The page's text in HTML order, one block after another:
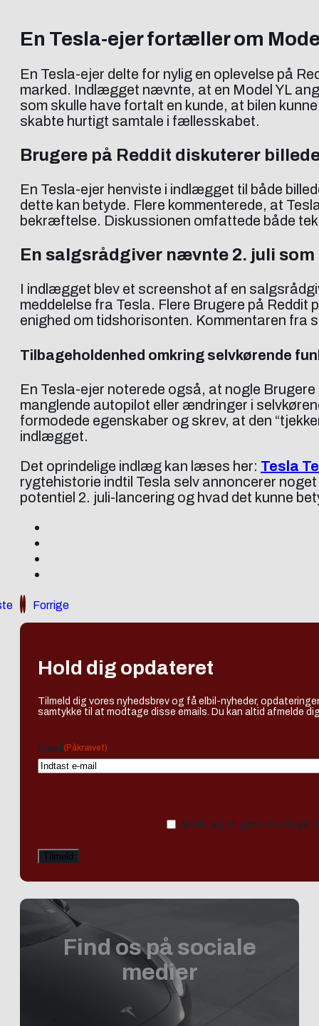
En Tesla-ejer fortæller om
En Tesla-ejer delte for nylig en oplevelse på
marked. Indlægget nævnte, at en Model YL
som skulle have fortalt en kunde, at bilen
skabte hurtigt samtale i fællesskabet.
Brugere på Reddit diskuterer
En Tesla-ejer henviste i indlægget til både
dette kan betyde. Flere kommenterede, at
bekræftelse. Diskussionen omfattede både
En salgsrådgiver nævnte 2. juli
I indlægget blev et screenshot af en
meddelelse fra Tesla. Flere Brugere på Reddit
enighed om tidshorisonten. Kommentaren fra
Tilbageholdenhed omkring selvkørende
En Tesla-ejer noterede også, at nogle
manglende autopilot eller ændringer i
formodede egenskaber og skrev, at den
indlægget.
Det oprindelige indlæg kan læses her: Tesla
rygtehistorie indtil Tesla selv annoncerer
potentiel 2. juli-lancering og hvad det kunne
Forrige
Hold dig opdateret
Tilmeld dig vores nyhedsbrev og få elbil-nyheder,
samtykke til at modtage disse emails. Du kan altid afmelde
Email (Påkrævet)
Ja tak, jeg vil gerne modtage
Find os på sociale
medier